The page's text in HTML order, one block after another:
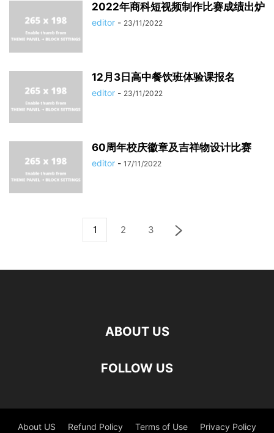
2022年商科短视频制作比赛成绩出炉
editor - 23/11/2022
12月3日高中餐饮班体验课报名
editor - 23/11/2022
60周年校庆徽章及吉祥物设计比赛
editor - 17/11/2022
1 2 3
ABOUT US
FOLLOW US
About US Refund Policy Terms of Use Privacy Policy